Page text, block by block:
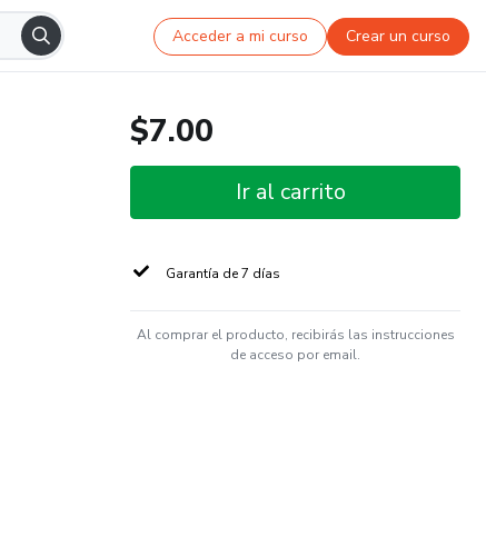
Acceder a mi curso Crear un curso
$7.00
Ir al carrito
Garantía de 7 días
Al comprar el producto, recibirás las instrucciones
de acceso por email.